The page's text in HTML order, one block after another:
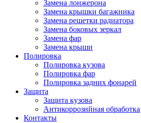
Замена лонжерона
Замена крышки багажника
Замена решетки радиатора
Замена боковых зеркал
Замена фар
Замена крыши
Полировка
Полировка кузова
Полировка фар
Полировка задних фонарей
Защита
Защита кузова
Антикоррозийная обработка
Контакты